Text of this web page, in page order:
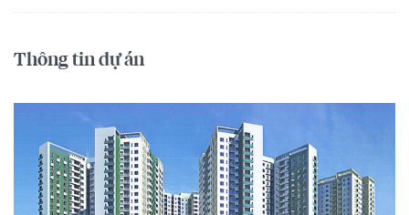
Thông tin dự án